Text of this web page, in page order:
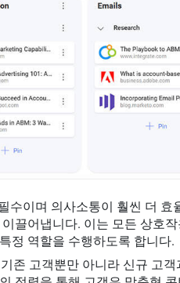
수이며 의사소통이 훨씬 더 효
끌어냅니다. 이는 모든 상호작
정 역할을 수행하도록 합니다.
존 고객뿐만 아니라 신규 고